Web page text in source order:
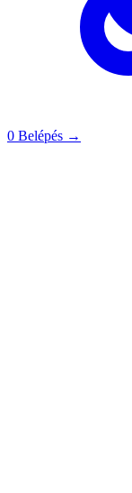
0 Belépés →